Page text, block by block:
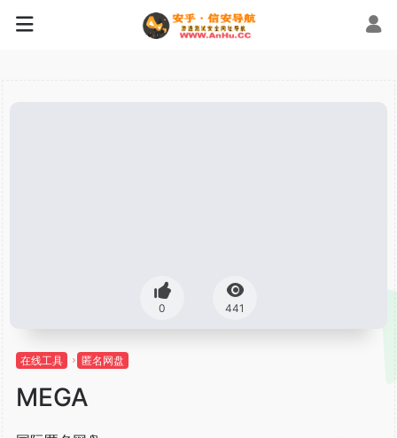
0 441
在线工具 匿名网盘
MEGA